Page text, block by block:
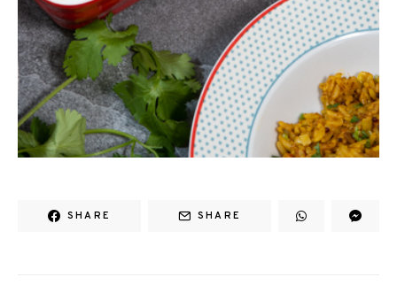
SHARE SHARE